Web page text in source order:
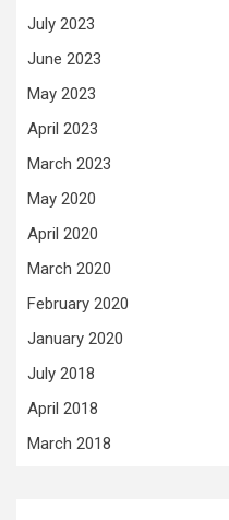
July 2023
June 2023
May 2023
April 2023
March 2023
May 2020
April 2020
March 2020
February 2020
January 2020
July 2018
April 2018
March 2018